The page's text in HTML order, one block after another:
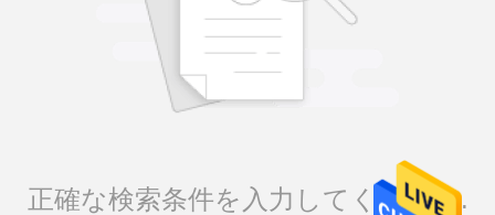
正確な検索条件を入力してください.